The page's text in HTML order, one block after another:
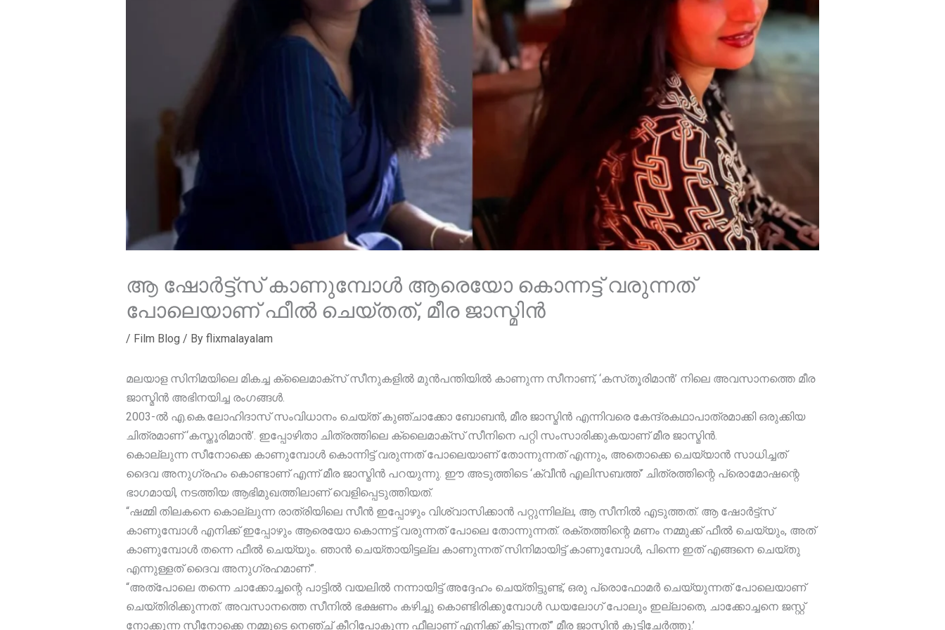
ആ ഷോർട്ട്സ് കാണുമ്പോൾ ആരെയോ കൊന്നട്ട് വരുന്നത്
പോലെയാണ് ഫീൽ ചെയ്തത്, മീര ജാസ്മിൻ
/ Film Blog / By flixmalayalam
മലയാള സിനിമയിലെ മികച്ച ക്ലൈമാക്‌സ് സീനുകളിൽ മുൻപന്തിയിൽ കാണുന്ന സീനാണ്, ‘കസ്‌തൂരിമാൻ’ നിലെ അവസാനത്തെ മീര
ജാസ്മിൻ അഭിനയിച്ച രംഗങ്ങൾ.
2003-ൽ എ.കെ.ലോഹിദാസ് സംവിധാനം ചെയ്ത് കുഞ്ചാക്കോ ബോബൻ, മീര ജാസ്മിൻ എന്നിവരെ കേന്ദ്രകഥാപാത്രമാക്കി ഒരുക്കിയ
ചിത്രമാണ് ‘കസ്തൂരിമാൻ’. ഇപ്പോഴിതാ ചിത്രത്തിലെ ക്ലൈമാക്സ്‌ സീനിനെ പറ്റി സംസാരിക്കുകയാണ് മീര ജാസ്മിൻ.
കൊല്ലുന്ന സീനോക്കെ കാണുമ്പോൾ കൊന്നിട്ട് വരുന്നത് പോലെയാണ് തോന്നുന്നത് എന്നും, അതൊക്കെ ചെയ്യാൻ സാധിച്ചത്
ദൈവ അനുഗ്രഹം കൊണ്ടാണ് എന്ന് മീര ജാസ്മിൻ പറയുന്നു. ഈ അടുത്തിടെ ‘ക്വീൻ എലിസബത്ത്’ ചിത്രത്തിന്റെ പ്രൊമോഷന്റെ
ഭാഗമായി, നടത്തിയ ആഭിമുഖത്തിലാണ് വെളിപ്പെടുത്തിയത്.
“ഷമ്മി തിലകനെ കൊല്ലുന്ന രാത്രിയിലെ സീൻ ഇപ്പോഴും വിശ്വാസിക്കാൻ പറ്റുന്നില്ല, ആ സീനിൽ എടുത്തത്. ആ ഷോർട്ട്സ്
കാണുമ്പോൾ എനിക്ക് ഇപ്പോഴും ആരെയോ കൊന്നട്ട് വരുന്നത് പോലെ തോന്നുന്നത്. രക്തത്തിന്റെ മണം നമ്മുക്ക് ഫീൽ ചെയ്യും, അത്
കാണുമ്പോൾ തന്നെ ഫീൽ ചെയ്യും. ഞാൻ ചെയ്തായിട്ടല്ല കാണുന്നത് സിനിമായിട്ട് കാണുമ്പോൾ, പിന്നെ ഇത്‌ എങ്ങനെ ചെയ്തു
എന്നുള്ളത് ദൈവ അനുഗ്രഹമാണ്”.
“അത്പോലെ തന്നെ ചാക്കോച്ചന്റെ പാട്ടിൽ വയലിൽ നന്നായിട്ട് അദ്ദേഹം ചെയ്തിട്ടുണ്ട്, ഒരു പ്രൊഫോമർ ചെയ്യുന്നത് പോലെയാണ്
ചെയ്തിരിക്കുന്നത്. അവസാനത്തെ സീനിൽ ഭക്ഷണം കഴിച്ചു കൊണ്ടിരിക്കുമ്പോൾ ഡയലോഗ് പോലും ഇല്ലാതെ, ചാക്കോച്ചനെ ജസ്റ്റ്‌
നോക്കുന്ന സീനോക്കെ നമ്മുടെ നെഞ്ച് കീറിപോകുന്ന ഫീലാണ് എനിക്ക് കിട്ടുന്നത്” മീര ജാസ്മിൻ കൂട്ടിചേർത്തു.’